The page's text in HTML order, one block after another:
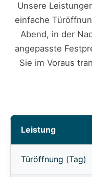
Unsere
einfache
Abend, in der
angepasste
Sie im Voraus
Leistung
Türöffnung (Tag)